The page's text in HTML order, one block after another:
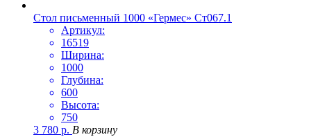
Стол письменный 1000 «Гермес» Ст067.1
Артикул:
16519
Ширина:
1000
Глубина:
600
Высота:
750
3 780 р. В корзину